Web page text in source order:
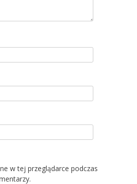
w tej przeglądarce podczas